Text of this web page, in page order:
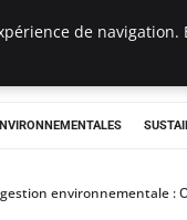
environnementale :
de